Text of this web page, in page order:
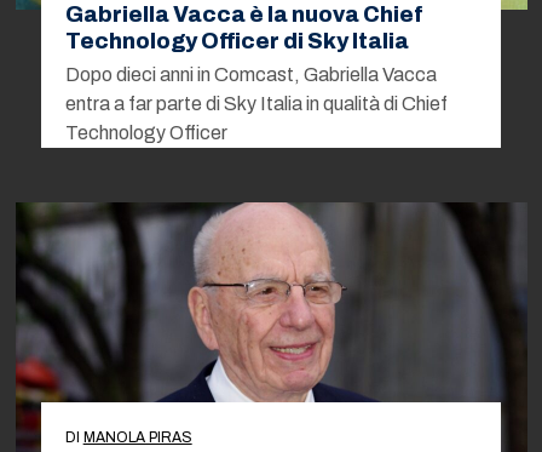
Gabriella Vacca è la nuova Chief
Technology Officer di Sky Italia
Dopo dieci anni in Comcast, Gabriella Vacca
entra a far parte di Sky Italia in qualità di Chief
Technology Officer
DI MANOLA PIRAS